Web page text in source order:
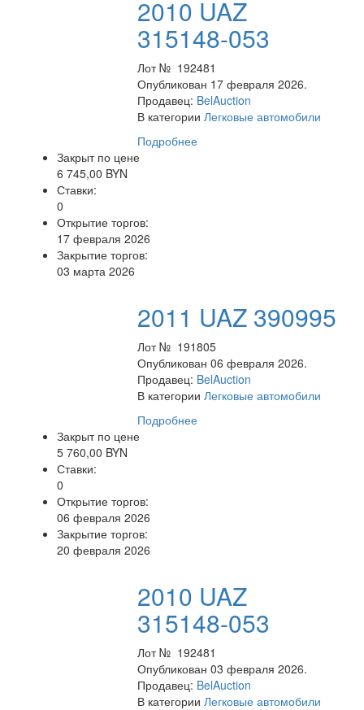
2010 UAZ
315148-053
Лот № 192481
Опубликован 17 февраля 2026.
Продавец: BelAuction
В категорииЛегковые автомобили
Подробнее
Закрыт по цене
6 745,00 BYN
Ставки:
0
Открытие торгов:
17 февраля 2026
Закрытие торгов:
03 марта 2026
2011 UAZ 390995
Лот № 191805
Опубликован 06 февраля 2026.
Продавец: BelAuction
В категорииЛегковые автомобили
Подробнее
Закрыт по цене
5 760,00 BYN
Ставки:
0
Открытие торгов:
06 февраля 2026
Закрытие торгов:
20 февраля 2026
2010 UAZ
315148-053
Лот № 192481
Опубликован 03 февраля 2026.
Продавец: BelAuction
В категорииЛегковые автомобили